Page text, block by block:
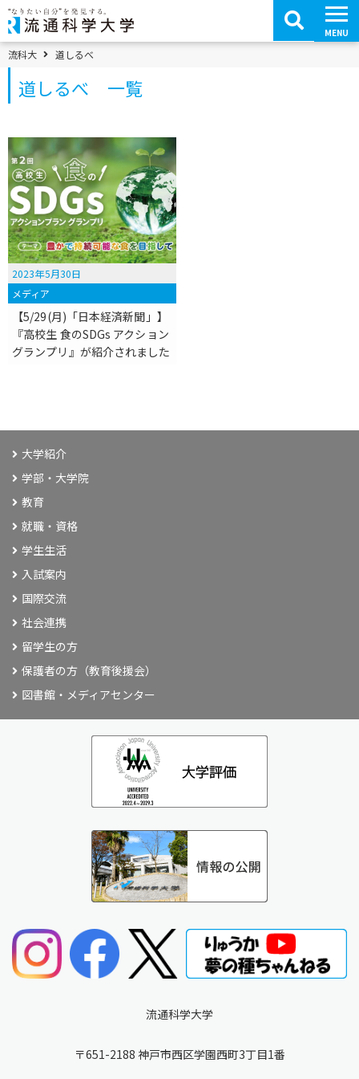
コ
ン
テ
ン
ツ
へ
移
MENU
パンくずメニュー
流科大 道しるべ
道しるべ 一覧
2023年5月30日
メディア
【5/29(月)「日本経済新聞」】
『高校生 食のSDGs アクション
グランプリ』が紹介されました
大学紹介
学部・大学院
教育
就職・資格
学生生活
入試案内
国際交流
社会連携
留学生の方
保護者の方（教育後援会）
図書館・メディアセンター
流通科学大学
〒651-2188 神戸市西区学園西町3丁目1番